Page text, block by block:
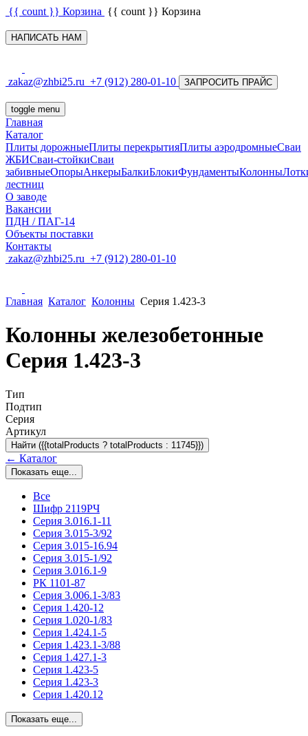
{{ count }} Корзина {{ count }} Корзина
НАПИСАТЬ НАМ
zakaz@zhbi25.ru +7 (912) 280-01-10 ЗАПРОСИТЬ ПРАЙС
toggle menu
Главная
Каталог
Плиты дорожныеПлиты перекрытияПлиты аэродромныеСваи
ЖБИСваи-стойкиСваи
забивныеОпорыАнкерыБалкиБлокиФундаментыКолонны
лестниц
О заводе
Вакансии
ПДН / ПАГ-14
Объекты поставки
Контакты
zakaz@zhbi25.ru +7 (912) 280-01-10
Главная Каталог Колонны Серия 1.423-3
Колонны железобетонные
Серия 1.423-3
Тип
Подтип
Серия
Артикул
Найти ({{totalProducts ? totalProducts : 11745}})
← Каталог
Показать еще...
Все
Шифр 2119РЧ
Серия 3.016.1-11
Серия 3.015-3/92
Серия 3.015-16.94
Серия 3.015-1/92
Серия 3.016.1-9
РК 1101-87
Серия 3.006.1-3/83
Серия 1.420-12
Серия 1.020-1/83
Серия 1.424.1-5
Серия 1.423.1-3/88
Серия 1.427.1-3
Серия 1.423-5
Серия 1.423-3
Серия 1.420.12
Показать еще...